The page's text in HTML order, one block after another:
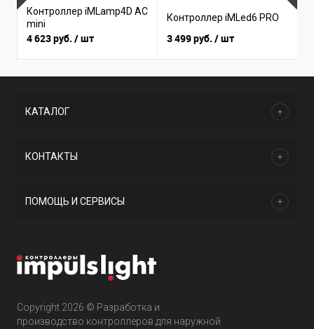
Контроллер iMLamp4D AC
mini
4 623 руб. / шт
Контроллер iMLed6 PRO
3 499 руб. / шт
Copyright 2026 © Разработка и
производство контроллеров для наружной
КАТАЛОГ
КОНТАКТЫ
ПОМОЩЬ И СЕРВИСЫ